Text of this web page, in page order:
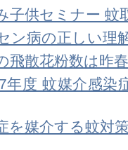
子供セミナー 蚊
ン病の正しい理
飛散花粉数は昨
年度 蚊媒介感染
を媒介する蚊対